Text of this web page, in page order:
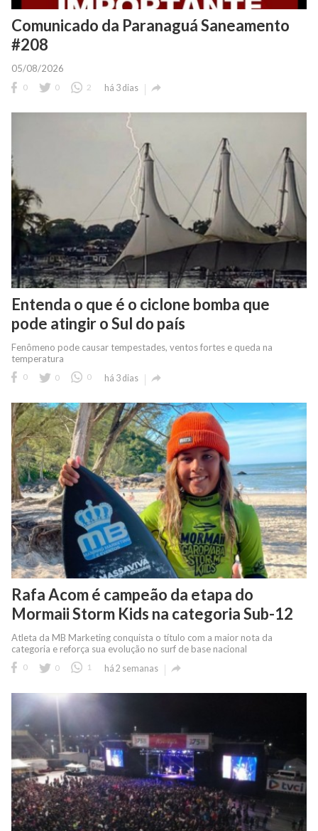
Comunicado da Paranaguá Saneamento
#208
05/08/2026
0 0 2 há 3 dias 
Entenda o que é o ciclone bomba que
pode atingir o Sul do país
Fenômeno pode causar tempestades, ventos fortes e queda na
temperatura
0 0 0 há 3 dias 
Rafa Acom é campeão da etapa do
Mormaii Storm Kids na categoria Sub-12
Atleta da MB Marketing conquista o título com a maior nota da
categoria e reforça sua evolução no surf de base nacional
0 0 1 há 2 semanas 